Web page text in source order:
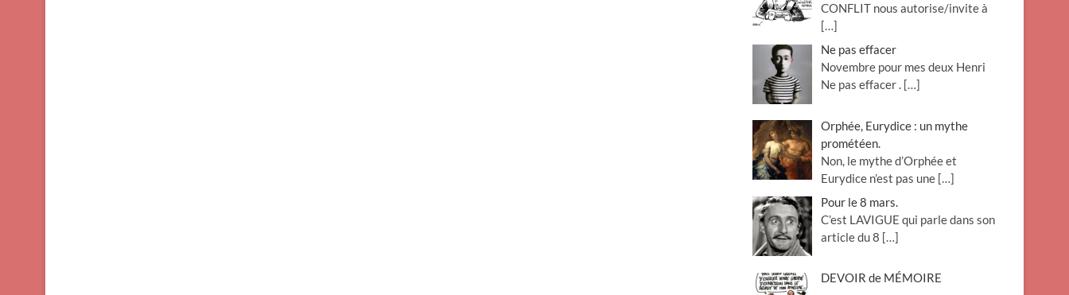
CONFLIT nous autorise/invite à
[…]
Ne pas effacer
Novembre pour mes deux Henri
Ne pas effacer . […]
Orphée, Eurydice : un mythe
prométéen.
Non, le mythe d’Orphée et
Eurydice n’est pas une […]
Pour le 8 mars.
C’est LAVIGUE qui parle dans son
article du 8 […]
DEVOIR de MÉMOIRE